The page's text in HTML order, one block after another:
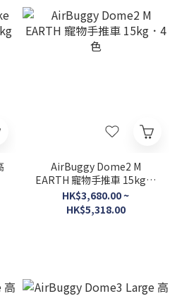
AirBuggy Dome2 M
EARTH 寵物手推車 15kg．
4色
HK$3,680.00 ~
HK$5,318.00